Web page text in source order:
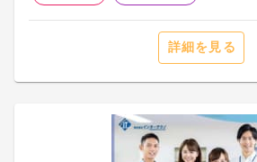
詳細を見る